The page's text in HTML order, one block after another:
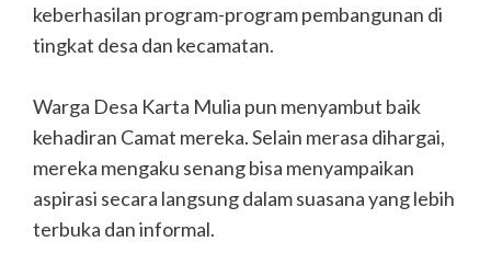
keberhasilan program-program pembangunan di
tingkat desa dan kecamatan.
‎Warga Desa Karta Mulia pun menyambut baik
kehadiran Camat mereka. Selain merasa dihargai,
mereka mengaku senang bisa menyampaikan
aspirasi secara langsung dalam suasana yang lebih
terbuka dan informal.